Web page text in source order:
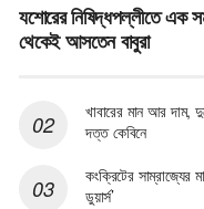
যশোরের নিষিদ্ধপল্লীতে এক
থেকেই আসতেন বাবুরা
খাবারের মান আর দাম,
দত্ত কেবিনে
কংক্রিটের সাম্রাজ্যের
ডুয়ার্স’